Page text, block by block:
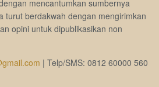
mencantumkan sumbernya
turut berdakwah dengan mengirimkan
opini untuk dipublikasikan non
| Telp/SMS: 0812 60000 560